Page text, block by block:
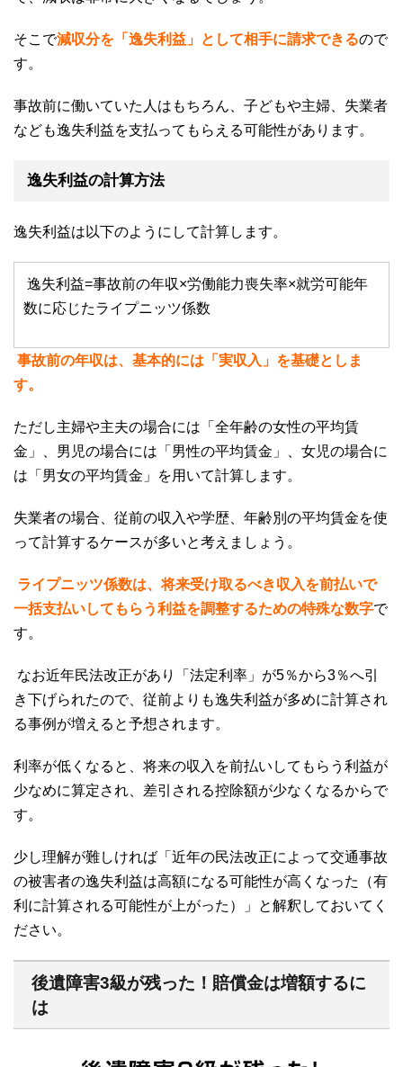
そこで減収分を「逸失利益」として相手に請求できるので
す。
事故前に働いていた人はもちろん、子どもや主婦、失業者
なども逸失利益を支払ってもらえる可能性があります。
逸失利益の計算方法
逸失利益は以下のようにして計算します。
逸失利益=事故前の年収×労働能力喪失率×就労可能年
数に応じたライプニッツ係数
事故前の年収は、基本的には「実収入」を基礎としま
す。
ただし主婦や主夫の場合には「全年齢の女性の平均賃
金」、男児の場合には「男性の平均賃金」、女児の場合に
は「男女の平均賃金」を用いて計算します。
失業者の場合、従前の収入や学歴、年齢別の平均賃金を使
って計算するケースが多いと考えましょう。
ライプニッツ係数は、将来受け取るべき収入を前払いで
一括支払いしてもらう利益を調整するための特殊な数字で
す。
なお近年民法改正があり「法定利率」が5％から3％へ引
き下げられたので、従前よりも逸失利益が多めに計算され
る事例が増えると予想されます。
利率が低くなると、将来の収入を前払いしてもらう利益が
少なめに算定され、差引される控除額が少なくなるからで
す。
少し理解が難しければ「近年の民法改正によって交通事故
の被害者の逸失利益は高額になる可能性が高くなった（有
利に計算される可能性が上がった）」と解釈しておいてく
ださい。
後遺障害3級が残った！賠償金は増額するに
は